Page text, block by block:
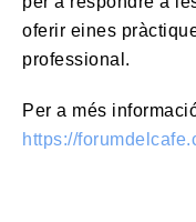
oferir eines
professional.
Per a més
https://